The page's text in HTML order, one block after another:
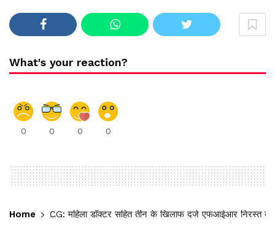
What's your reaction?
0 0 0 0
Home CG: महिला डॉक्टर सहित तीन के खिलाफ दर्ज एफआईआर निरस्त